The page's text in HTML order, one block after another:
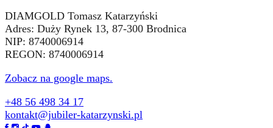
DIAMGOLD Tomasz Katarzyński
Adres: Duży Rynek 13, 87-300 Brodnica
NIP: 8740006914
REGON: 8740006914
Zobacz na google maps.
+48 56 498 34 17
kontakt@jubiler-katarzynski.pl